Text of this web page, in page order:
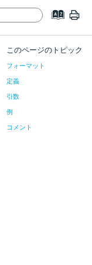
このページのトピック
フォーマット
定義
引数
例
コメント